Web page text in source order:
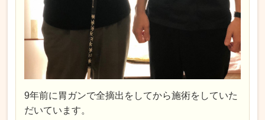
9年前に胃ガンで全摘出をしてから施術をしていた
だいています。